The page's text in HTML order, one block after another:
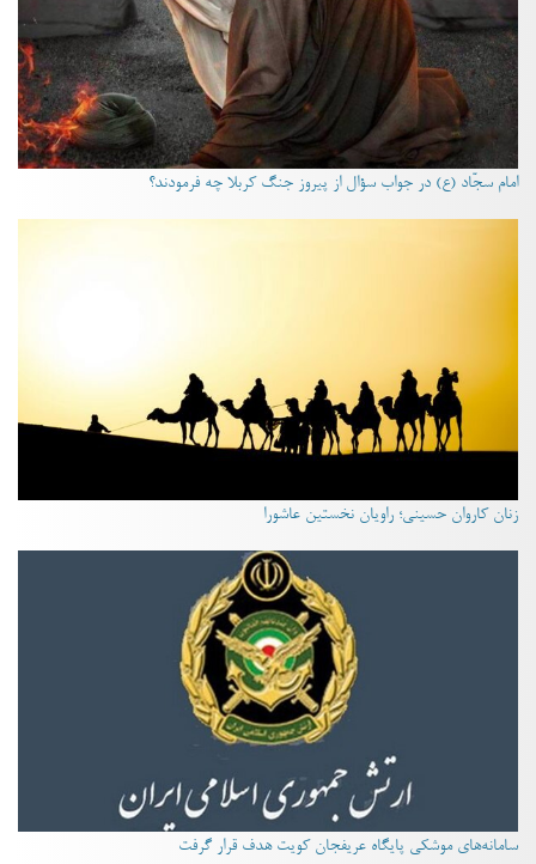
امام سجّاد (ع) در جواب سؤال از پیروز جنگ کربلا چه فرمودند؟
زنان کاروان حسینی؛ راویان نخستین عاشورا
سامانه‌های موشکی پایگاه عریفجان کویت هدف قرار گرفت